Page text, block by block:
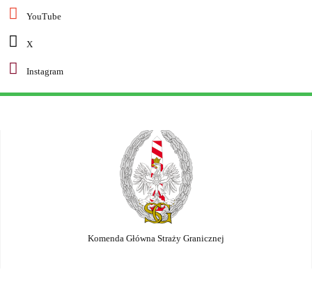
YouTube
X
Instagram
Komenda Główna Straży Granicznej